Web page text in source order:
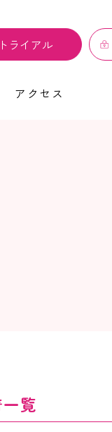
ライアル
アクセス
覧